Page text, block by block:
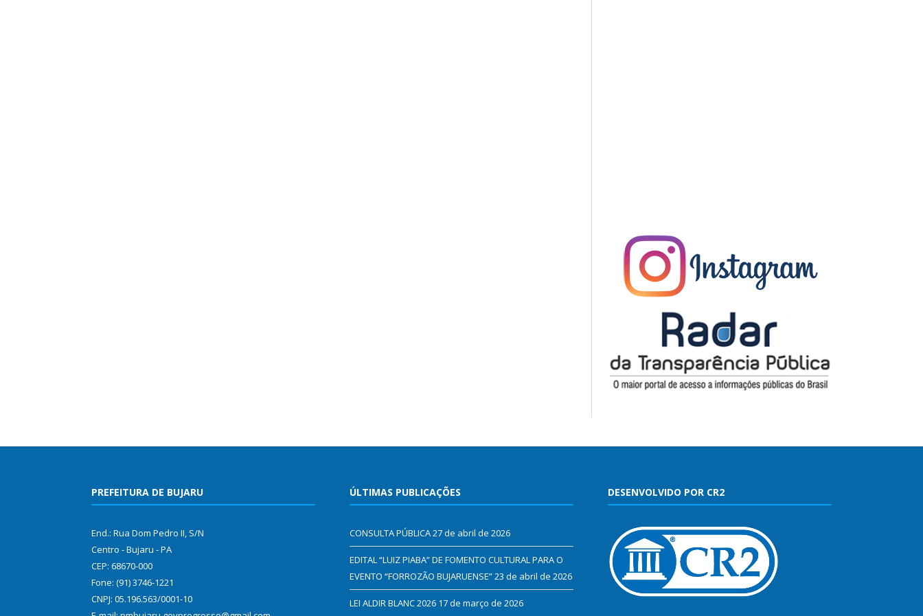
PREFEITURA DE BUJARU
End.: Rua Dom Pedro II, S/N
Centro - Bujaru - PA
CEP: 68670-000
Fone: (91) 3746-1221
CNPJ: 05.196.563/0001-10
ÚLTIMAS PUBLICAÇÕES
CONSULTA PÚBLICA27 de abril de 2026
EDITAL “LUIZ PIABA” DE FOMENTO CULTURAL PARA O
EVENTO “FORROZÃO BUJARUENSE”23 de abril de 2026
LEI ALDIR BLANC 2026 17 de março de 2026
DESENVOLVIDO POR CR2